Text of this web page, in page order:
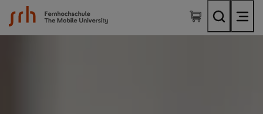
SRH Fernhochschule - The Mobile University